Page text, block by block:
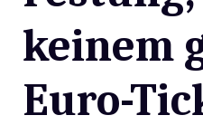
keinem
Euro-